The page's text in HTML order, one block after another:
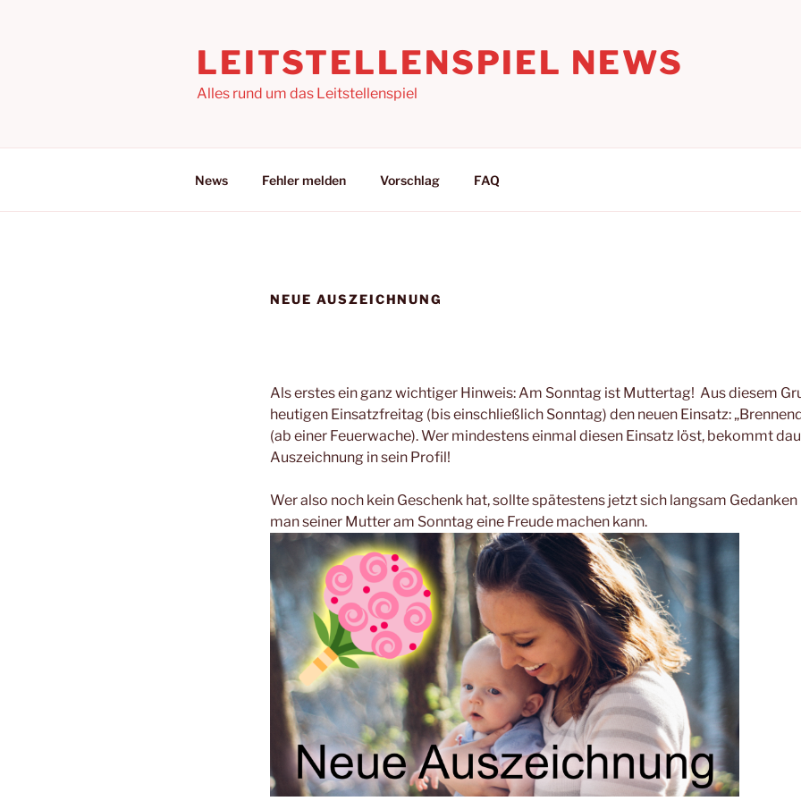
LEITSTELLENSPIEL NEWS
Alles rund um das Leitstellenspiel
News Fehler melden Vorschlag FAQ
NEUE AUSZEICHNUNG
Als erstes ein ganz wichtiger Hinweis: Am Sonntag ist Muttertag! Aus diesem
heutigen Einsatzfreitag (bis einschließlich Sonntag) den neuen Einsatz:
(ab einer Feuerwache). Wer mindestens einmal diesen Einsatz löst, bekommt
Auszeichnung in sein Profil!
Wer also noch kein Geschenk hat, sollte spätestens jetzt sich langsam
man seiner Mutter am Sonntag eine Freude machen kann.